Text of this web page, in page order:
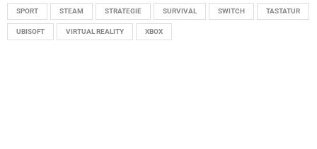
SPORT STEAM STRATEGIE SURVIVAL SWITCH TASTATUR
UBISOFT VIRTUAL REALITY XBOX